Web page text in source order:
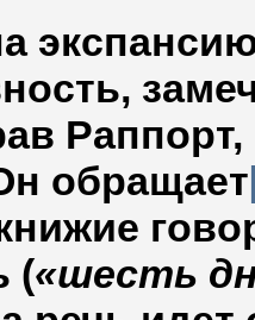
обращает
(«шесть